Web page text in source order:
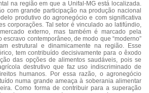
na região em que a Unifal-MG está localizada.
com grande participação na produção nacional
produtivo do agronegócio e com significativa
corporações. Tal setor é vinculado ao latifúndio,
externo, mas também é marcado pela
contemporâneo, de modo que “moderno”
estrutural e dinamicamente na região. Esse
tem contribuído decisivamente para o êxodo
das opções de alimentos saudáveis, pois se
destrutivo que faz uso indiscriminado de
humanos. Por essa razão, o agronegócio
numa grande ameaça à soberania alimentar
Como forma de contribuir para a superação